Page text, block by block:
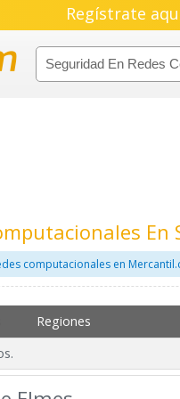
Regístrate
computacionales en
Regiones